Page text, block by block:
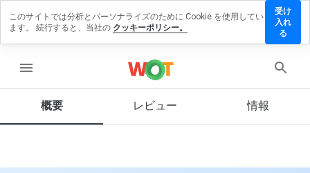
menu
概要 レビュー 情報
ューを
この
イト
このサイトでは分析とパーソナライズのために Cookie を使用してい
ます。 続行すると、当社の クッキーポリシー。
受け
入れ
る